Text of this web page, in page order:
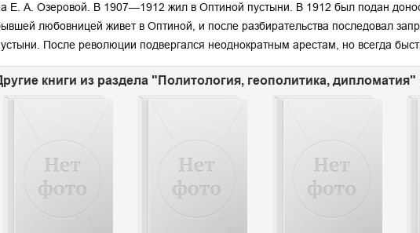
Е. А. Озеровой. В 1907—1912 жил в Оптиной пустыни. В 1912 был подан
любовницей живет в Оптиной, и после разбирательства последовал
После революции подвергался неоднократным арестам, но всегда
книги из раздела "Политология, геополитика,